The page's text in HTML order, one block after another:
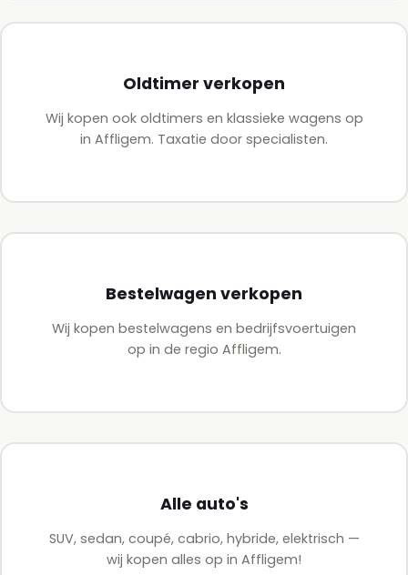
Oldtimer verkopen
Wij kopen ook oldtimers en klassieke wagens op
in Affligem. Taxatie door specialisten.
Bestelwagen verkopen
Wij kopen bestelwagens en bedrijfsvoertuigen
op in de regio Affligem.
Alle auto's
SUV, sedan, coupé, cabrio, hybride, elektrisch —
wij kopen alles op in Affligem!